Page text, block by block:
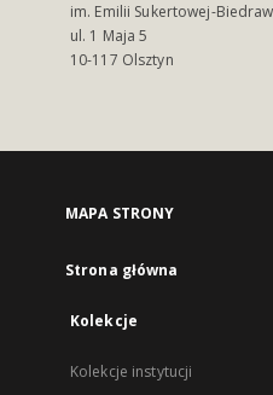
im. Emilii Sukertowej-
ul. 1 Maja 5
10-117 Olsztyn
MAPA STRONY
Strona główna
Kolekcje
Kolekcje instytucji